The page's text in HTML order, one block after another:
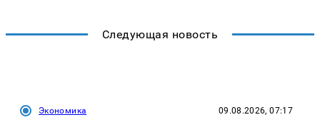
Следующая новость
Экономика 09.08.2026, 07:17